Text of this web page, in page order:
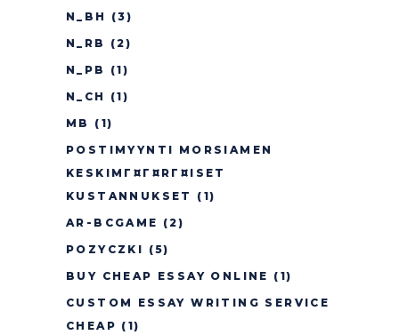
N_BH
(3)
N_RB
(2)
N_PB
(1)
N_CH
(1)
MB
(1)
POSTIMYYNTI MORSIAMEN
KESKIMГ¤Г¤RГ¤ISET
KUSTANNUKSET
(1)
AR-BCGAME (2)
POZYCZKI (5)
BUY CHEAP ESSAY ONLINE (1)
CUSTOM ESSAY WRITING SERVICE
CHEAP (1)